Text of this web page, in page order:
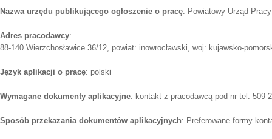
Nazwa urzędu publikującego ogłoszenie o pracę: Powiatowy Urząd
Adres pracodawcy:
88-140 Wierzchosławice 36/12, powiat: inowrocławski, woj: kujawsko-
Język aplikacji o pracę: polski
Wymagane dokumenty aplikacyjne: kontakt z pracodawcą pod nr tel. 509
Sposób przekazania dokumentów aplikacyjnych: Preferowane formy